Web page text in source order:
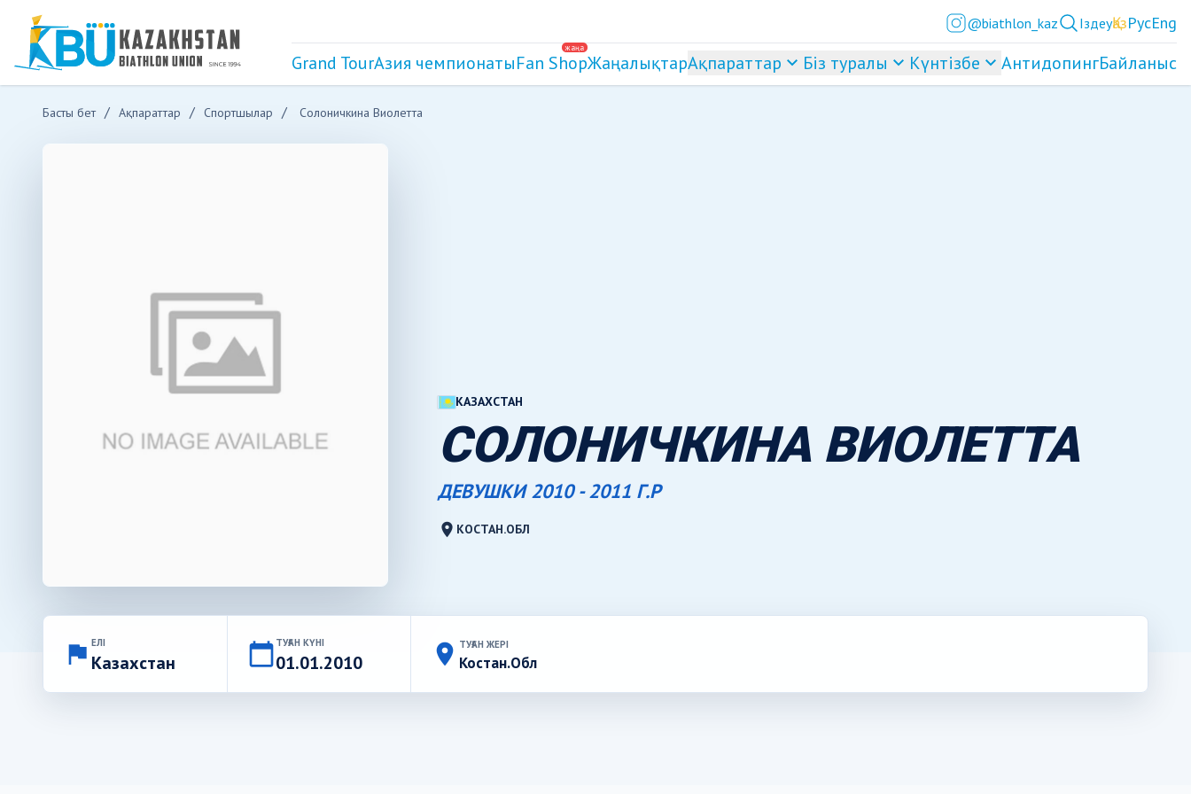
@biathlon_kaz ІздеуҚазРусEng
Grand TourАзия чемпионаты
жаңа
Fan ShopЖаңалықтарАқпараттар Біз туралы Күнтізбе АнтидопингБайланыс
Басты бет Ақпараттар Спортшылар Солоничкина Виолетта
КАЗАХСТАН
СОЛОНИЧКИНА ВИОЛЕТТА
ДЕВУШКИ 2010 - 2011 Г.Р
location_on КОСТАН.ОБЛ
flag ЕЛІ
Казахстан calendar_today ТУҒАН КҮНІ
01.01.2010 place ТУҒАН ЖЕРІ
Костан.Обл